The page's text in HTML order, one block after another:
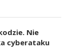
Nie
cyberataku